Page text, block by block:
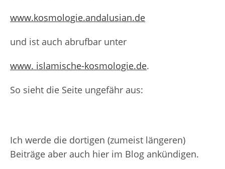
www.kosmologie.andalusian.de
und ist auch abrufbar unter
www. islamische-kosmologie.de.
So sieht die Seite ungefähr aus:
Ich werde die dortigen (zumeist längeren)
Beiträge aber auch hier im Blog ankündigen.